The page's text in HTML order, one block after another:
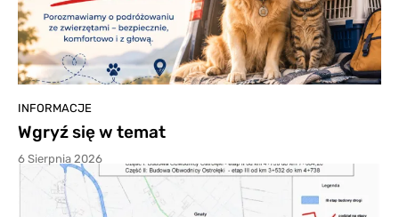
INFORMACJE
Wgryź się w temat
6 Sierpnia 2026